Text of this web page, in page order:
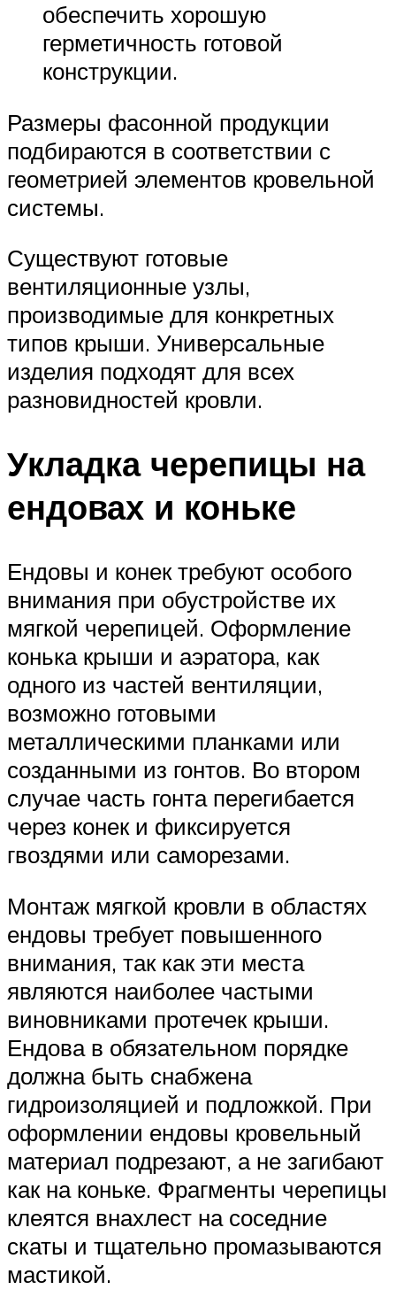
обеспечить хорошую
герметичность готовой
конструкции.
Размеры фасонной продукции
подбираются в соответствии с
геометрией элементов кровельной
системы.
Существуют готовые
вентиляционные узлы,
производимые для конкретных
типов крыши. Универсальные
изделия подходят для всех
разновидностей кровли.
Укладка черепицы на
ендовах и коньке
Ендовы и конек требуют особого
внимания при обустройстве их
мягкой черепицей. Оформление
конька крыши и аэратора, как
одного из частей вентиляции,
возможно готовыми
металлическими планками или
созданными из гонтов. Во втором
случае часть гонта перегибается
через конек и фиксируется
гвоздями или саморезами.
Монтаж мягкой кровли в областях
ендовы требует повышенного
внимания, так как эти места
являются наиболее частыми
виновниками протечек крыши.
Ендова в обязательном порядке
должна быть снабжена
гидроизоляцией и подложкой. При
оформлении ендовы кровельный
материал подрезают, а не загибают
как на коньке. Фрагменты черепицы
клеятся внахлест на соседние
скаты и тщательно промазываются
мастикой.